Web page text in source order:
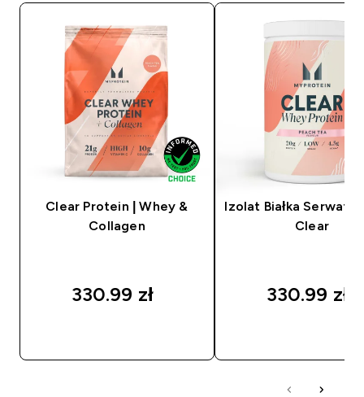
Clear Protein | Whey &
Collagen
330.99 zł‎
Izolat Białka
Clear
330.99 zł‎